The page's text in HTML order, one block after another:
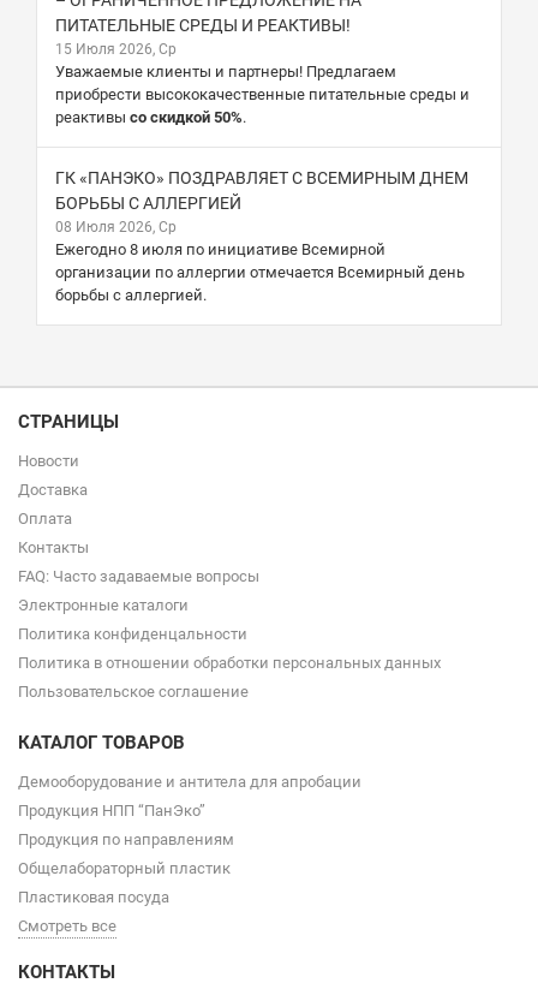
ПИТАТЕЛЬНЫЕ СРЕДЫ И РЕАКТИВЫ!
15 Июля 2026, Ср
Уважаемые клиенты и партнеры! Предлагаем
приобрести высококачественные питательные среды и
реактивы со скидкой 50%.
ГК «ПАНЭКО» ПОЗДРАВЛЯЕТ С ВСЕМИРНЫМ ДНЕМ
БОРЬБЫ С АЛЛЕРГИЕЙ
08 Июля 2026, Ср
Ежегодно 8 июля по инициативе Всемирной
организации по аллергии отмечается Всемирный день
борьбы с аллергией.
СТРАНИЦЫ
Новости
Доставка
Оплата
Контакты
FAQ: Часто задаваемые вопросы
Электронные каталоги
Политика конфиденцальности
Политика в отношении обработки персональных данных
Пользовательское соглашение
КАТАЛОГ ТОВАРОВ
Демооборудование и антитела для апробации
Продукция НПП “ПанЭко”
Продукция по направлениям
Общелабораторный пластик
Пластиковая посуда
Смотреть все
КОНТАКТЫ